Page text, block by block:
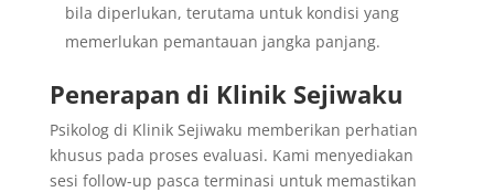
bila diperlukan, terutama untuk kondisi yang
memerlukan pemantauan jangka panjang.
Penerapan di Klinik Sejiwaku
Psikolog di Klinik Sejiwaku memberikan perhatian
khusus pada proses evaluasi. Kami menyediakan
sesi follow-up pasca terminasi untuk memastikan